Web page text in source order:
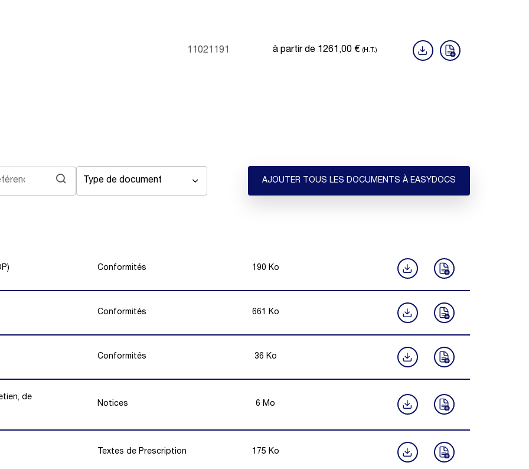
11021191 à partir de 1261,00 € (H.T.)
Type de document AJOUTER TOUS LES DOCUMENTS À EASYDOCS
Conformités 190 Ko
Conformités 661 Ko
Conformités 36 Ko
de
Notices
6 Mo
Textes de Prescription 175 Ko